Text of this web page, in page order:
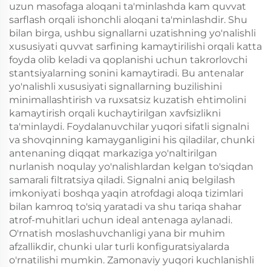
uzun masofaga aloqani ta'minlashda kam quvvat
sarflash orqali ishonchli aloqani ta'minlashdir. Shu
bilan birga, ushbu signallarni uzatishning yo'nalishli
xususiyati quvvat sarfining kamaytirilishi orqali katta
foyda olib keladi va qoplanishi uchun takrorlovchi
stantsiyalarning sonini kamaytiradi. Bu antenalar
yo'nalishli xususiyati signallarning buzilishini
minimallashtirish va ruxsatsiz kuzatish ehtimolini
kamaytirish orqali kuchaytirilgan xavfsizlikni
ta'minlaydi. Foydalanuvchilar yuqori sifatli signalni
va shovqinning kamayganligini his qiladilar, chunki
antenaning diqqat markaziga yo'naltirilgan
nurlanish noqulay yo'nalishlardan kelgan to'siqdan
samarali filtratsiya qiladi. Signalni aniq belgilash
imkoniyati boshqa yaqin atrofdagi aloqa tizimlari
bilan kamroq to'siq yaratadi va shu tariqa shahar
atrof-muhitlari uchun ideal antenaga aylanadi.
O'rnatish moslashuvchanligi yana bir muhim
afzallikdir, chunki ular turli konfiguratsiyalarda
o'rnatilishi mumkin. Zamonaviy yuqori kuchlanishli